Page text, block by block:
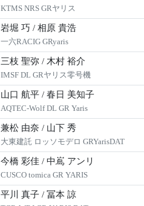
KTMS NRS GRヤリス
岩堀 巧 / 相原 貴浩
一六RACIG GRyaris
三枝 聖弥 / 木村 裕介
IMSF DL GRヤリス零号機
山口 航平 / 春日 美知子
AQTEC-Wolf DL GR Yaris
兼松 由奈 / 山下 秀
大東建託 ロッソモデロ GRYarisDAT
今橋 彩佳 / 中嶌 アンリ
CUSCO tomica GR YARIS
平川 真子 / 冨本 諒